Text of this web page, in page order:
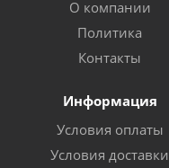
О компании
Политика
Контакты
Информация
Условия оплаты
Условия доставки